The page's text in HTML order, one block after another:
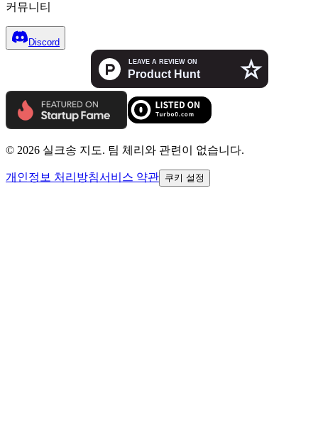
커뮤니티
Discord
© 2026 실크송 지도. 팀 체리와 관련이 없습니다.
개인정보 처리방침서비스 약관 쿠키 설정